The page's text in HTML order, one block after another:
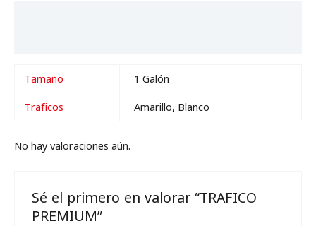
Tamaño
1 Galón
Traficos
Amarillo, Blanco
No hay valoraciones aún.
Sé el primero en valorar “TRAFICO
PREMIUM”